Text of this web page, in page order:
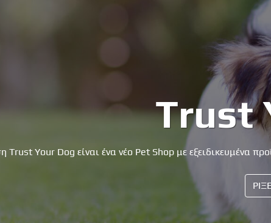
Trust
Trust Your Dog είναι ένα νέο Pet Shop με εξειδικευμένα